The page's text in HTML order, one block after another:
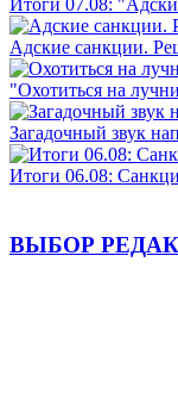
Адские санкции.
"Охотиться на
Загадочный звук
Итоги 06.08:
ВЫБОР